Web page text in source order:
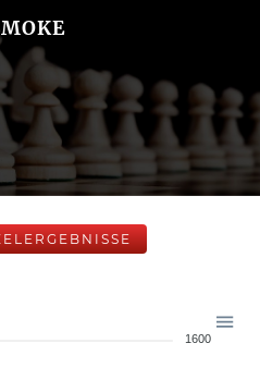
1600